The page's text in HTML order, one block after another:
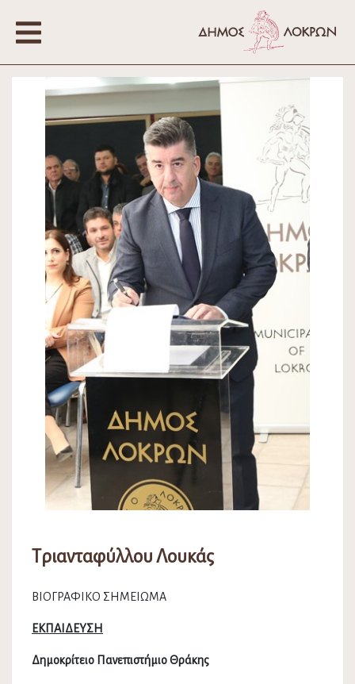
Τριανταφύλλου Λουκάς
ΒΙΟΓΡΑΦΙΚΟ ΣΗΜΕΙΩΜΑ
ΕΚΠΑΙΔΕΥΣΗ
Δημοκρίτειο Πανεπιστήμιο Θράκης